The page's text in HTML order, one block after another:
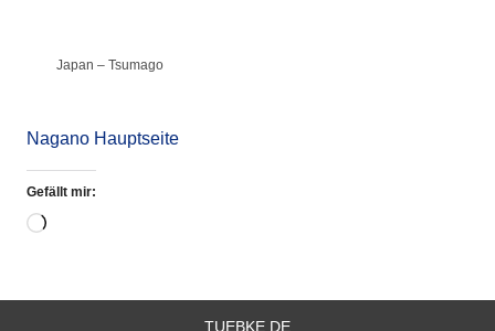
Japan – Tsumago
Nagano Hauptseite
Gefällt mir:
Wird
TUEBKE.DE